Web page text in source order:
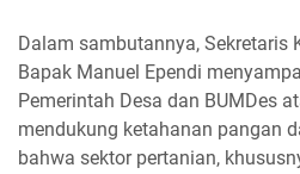
Dalam sambutannya, Sekretaris
Bapak Manuel Ependi
Pemerintah Desa dan BUMDes
mendukung ketahanan pangan
bahwa sektor pertanian,